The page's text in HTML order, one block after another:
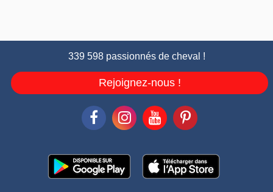
339 598 passionnés de cheval !
Rejoignez-nous !